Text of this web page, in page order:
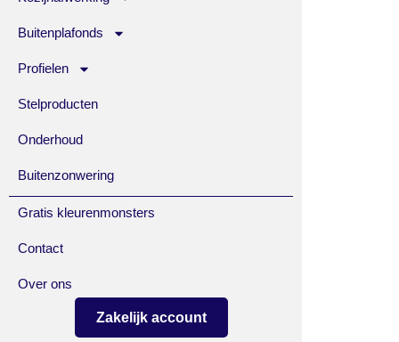
Buitenplafonds
Profielen
Stelproducten
Onderhoud
Buitenzonwering
Gratis kleurenmonsters
Contact
Over ons
Zakelijk account